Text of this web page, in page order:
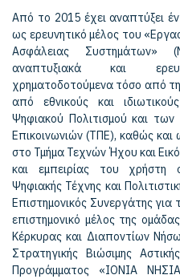
Από το 2015 έχει αναπτύξει
ως ερευνητικό μέλος του
Ασφάλειας Συστημάτων»
αναπτυξιακά και
χρηματοδοτούμενα τόσο από
από εθνικούς και
Ψηφιακού Πολιτισμού και των
Επικοινωνιών (ΤΠΕ), καθώς και
στο Τμήμα Τεχνών Ήχου και
και εμπειρίας του χρήστη
Ψηφιακής Τέχνης και
Επιστημονικός Συνεργάτης για
επιστημονικό μέλος της
Κέρκυρας και Διαποντίων
Στρατηγικής Βιώσιμης
Προγράμματος «ΙΟΝΙΑ